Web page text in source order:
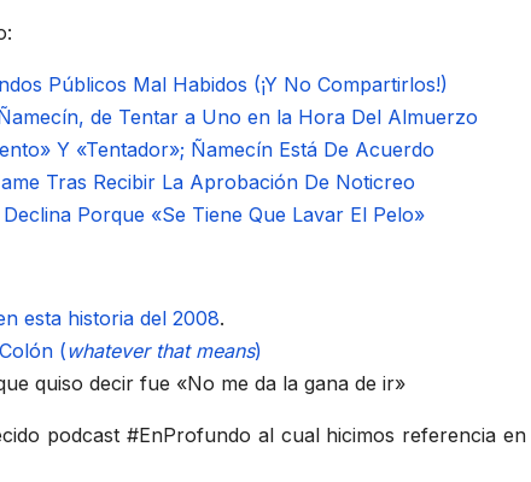
Públicos Mal Habidos (¡Y No Compartirlos!)
de Tentar a Uno en la Hora Del Almuerzo
Y «Tentador»; Ñamecín Está De Acuerdo
Tras Recibir La Aprobación De Noticreo
Porque «Se Tiene Que Lavar El Pelo»
esta historia del 2008.
(whatever that means)
quiso decir fue «No me da la gana de ir»
podcast #EnProfundo al cual hicimos referencia en